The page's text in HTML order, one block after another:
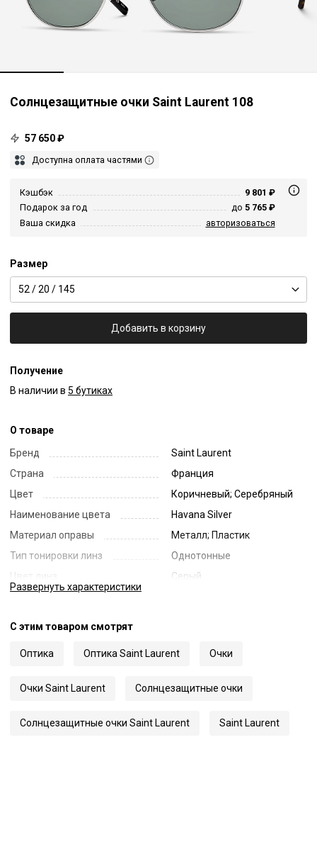
Солнцезащитные очки Saint Laurent 108
57 650 ₽
Доступна оплата частями
Кэшбэк
9 801 ₽
Подарок за год
до 5 765 ₽
Ваша скидка
авторизоваться
Размер
52 / 20 / 145
Добавить в корзину
Получение
В наличии в 5 бутиках
О товаре
Бренд
Saint Laurent
Страна
Франция
Цвет
Коричневый; Серебряный
Наименование цвета
Havana Silver
Материал оправы
Металл; Пластик
Тип тонировки линз
Однотонные
Цвет линз
Серый
Длина заушника
145
Развернуть характеристики
С этим товаром смотрят
Оптика Оптика Saint Laurent Очки
Очки Saint Laurent Солнцезащитные очки
Солнцезащитные очки Saint Laurent Saint Laurent